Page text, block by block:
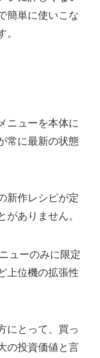
簡単に使いこな
。
ニューを本体に
常に最新の状態
新作レシピが定
がありません。
ューのみに限定
上位機の拡張性
にとって、買っ
の投資価値と言